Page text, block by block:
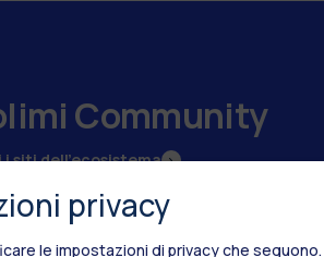
Community
siti dell’ecosistema
privacy
le impostazioni di privacy che seguono.